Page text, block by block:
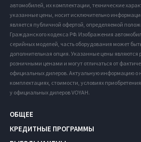
автомобилей, их комплектации, технические
указанные цены, носит исключительно
является публичной офертой, определяемой
Гражданского кодекса РФ. Изображения
серийных моделей, часть оборудования может
дополнительная опция. Указанные цены
розничными ценами и могут отличаться от
официальных дилеров. Актуальную информацию о
комплектациях, стоимости, условиях
у официальных дилеров VOYAH.
ОБЩЕЕ
КРЕДИТНЫЕ ПРОГРАММЫ